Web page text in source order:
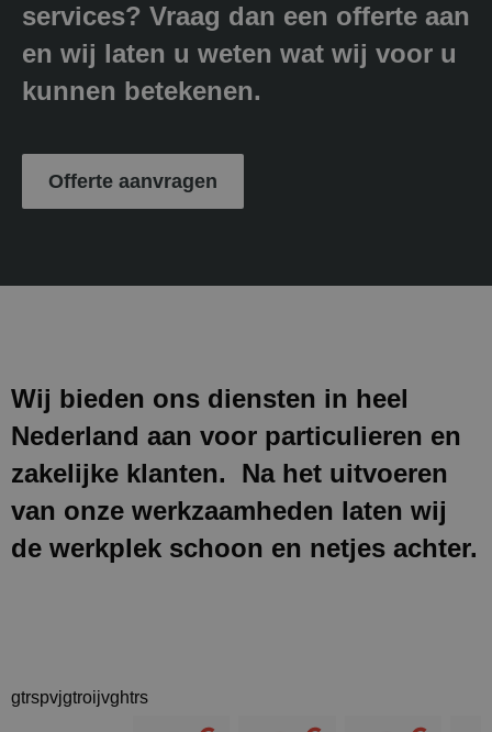
services? Vraag dan een offerte aan
en wij laten u weten wat wij voor u
kunnen betekenen.
Offerte aanvragen
Wij bieden ons diensten in heel
Nederland aan voor particulieren en
zakelijke klanten. Na het uitvoeren
van onze werkzaamheden laten wij
de werkplek schoon en netjes achter.
gtrspvjgtroijvghtrs